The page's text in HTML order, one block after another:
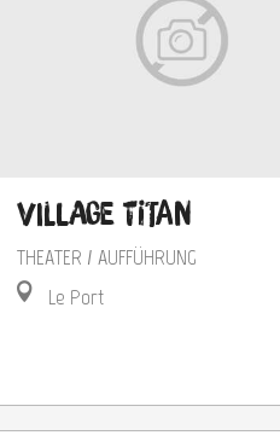
Village Titan
THEATER / AUFFÜHRUNG
Le Port